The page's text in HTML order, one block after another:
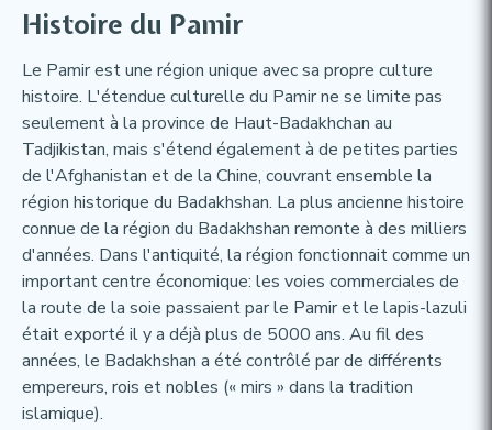
Histoire du Pamir​
Le Pamir est une région unique avec sa propre culture
histoire. L'étendue culturelle du Pamir ne se limite pas
seulement à la province de Haut-Badakhchan au
Tadjikistan, mais s'étend également à de petites parties
de l'Afghanistan et de la Chine, couvrant ensemble la
région historique du Badakhshan. La plus ancienne histoire
connue de la région du Badakhshan remonte à des milliers
d'années. Dans l'antiquité, la région fonctionnait comme un
important centre économique: les voies commerciales de
la route de la soie passaient par le Pamir et le lapis-lazuli
était exporté il y a déjà plus de 5000 ans. Au fil des
années, le Badakhshan a été contrôlé par de différents
empereurs, rois et nobles (« mirs » dans la tradition
islamique).